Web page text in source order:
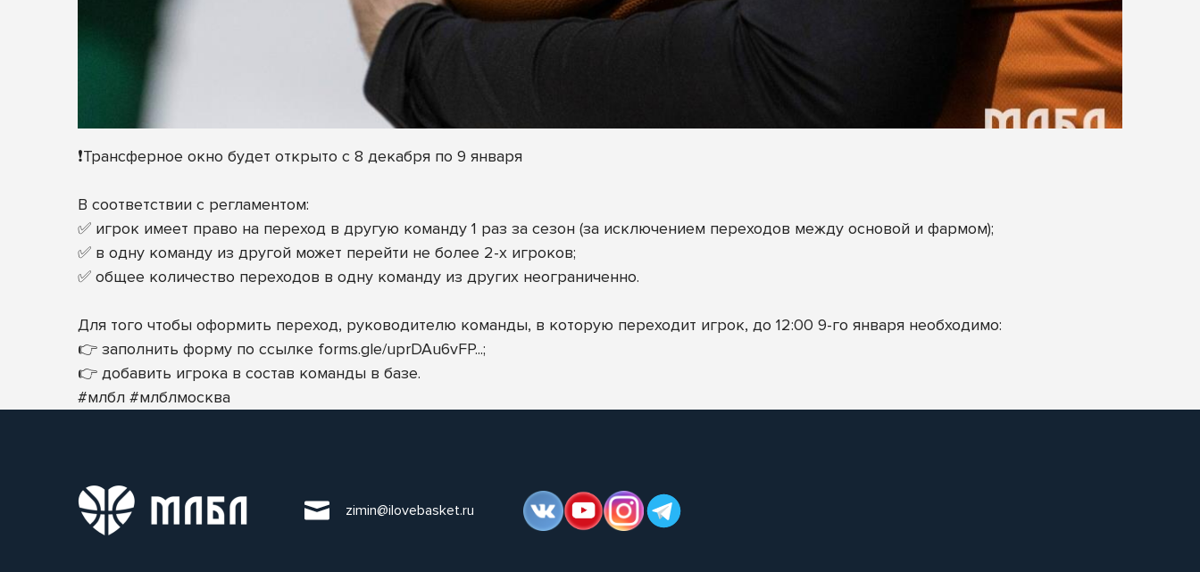
❗Трансферное окно будет открыто с 8 декабря по 9 января
В соответствии с регламентом:
✅ игрок имеет право на переход в другую команду 1 раз за сезон (за исключением переходов между основой и фармом);
✅ в одну команду из другой может перейти не более 2-х игроков;
✅ общее количество переходов в одну команду из других неограниченно.
Для того чтобы оформить переход, руководителю команды, в которую переходит игрок, до 12:00 9-го января необходимо:
👉 заполнить форму по ссылке forms.gle/uprDAu6vFP...;
👉 добавить игрока в состав команды в базе.
#млбл #млблмосква
zimin@ilovebasket.ru